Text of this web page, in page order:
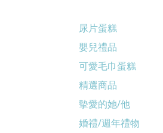
尿片蛋糕
嬰兒禮品
可愛毛巾蛋糕
精選商品
摰愛的她/他
婚禮/週年禮物